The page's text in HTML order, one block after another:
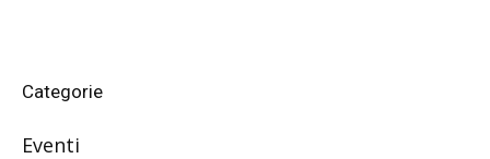
Categorie
Eventi